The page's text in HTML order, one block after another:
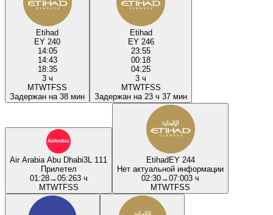
Etihad
EY 240
14:05
14:43
18:35
3 ч
MTWTFSS
Задержан на 38 мин
Etihad
EY 246
23:55
00:18
04:25
3 ч
MTWTFSS
Задержан на 23 ч 37 мин
Air Arabia Abu Dhabi3L 111
Прилетел
01:28→05:263 ч
MTWTFSS
EtihadEY 244
Нет актуальной информации
02:30→07:003 ч
MTWTFSS